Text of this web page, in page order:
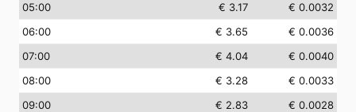
05:00 € 3.17
€ 0.0032
06:00 € 3.65
€ 0.0036
07:00 € 4.04
€ 0.0040
08:00 € 3.28
€ 0.0033
09:00 € 2.83
€ 0.0028